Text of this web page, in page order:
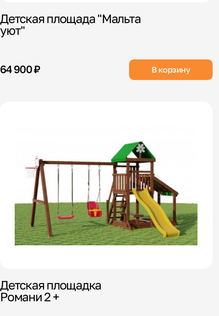
Детская площада "Мальта
уют"
64 900 ₽ В корзину
Детская площадка
Романи 2 +